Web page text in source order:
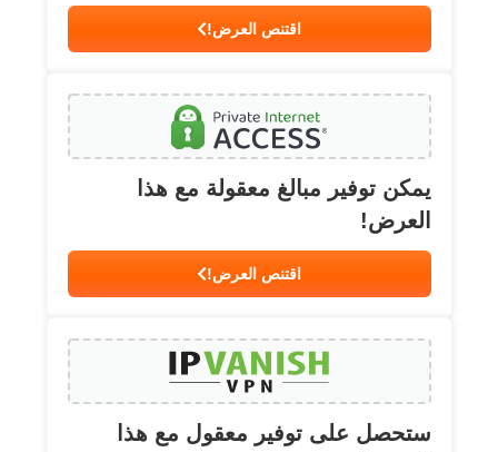
اقتنص العرض!
يمكن توفير مبالغ معقولة مع هذا
العرض!
اقتنص العرض!
ستحصل على توفير معقول مع هذا